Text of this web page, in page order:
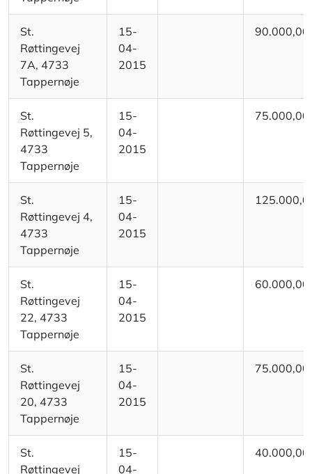
St.
Røttingevej
7A, 4733
Tappernøje
15-
04-
2015
90.000,00
St.
Røttingevej 5,
4733
Tappernøje
15-
04-
2015
75.000,00
St.
Røttingevej 4,
4733
Tappernøje
15-
04-
2015
St.
Røttingevej
22, 4733
Tappernøje
15-
04-
2015
60.000,00
St.
Røttingevej
20, 4733
Tappernøje
15-
04-
2015
75.000,00
St.
Røttingevej
15-
04-
40.000,00